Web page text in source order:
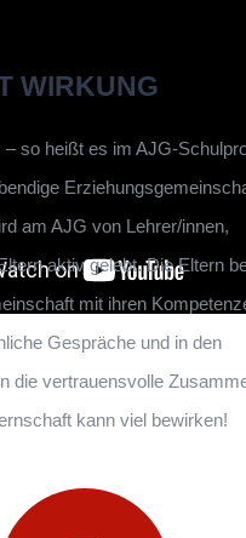
WIRKUNG
so heißt es im AJG-
am AJG von Lehrer/innen,
aktiv gelebt. Die Eltern
mit ihren
Gespräche und in den
die vertrauensvolle
kann viel bewirken!